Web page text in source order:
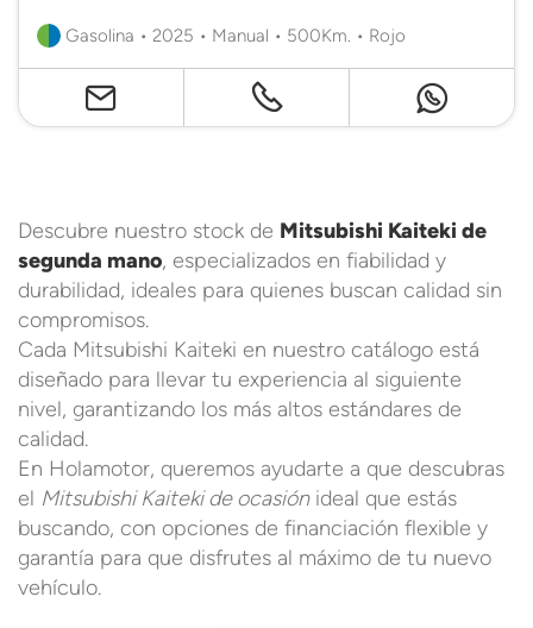
Gasolina • 2025 • Manual • 500Km. • Rojo
Descubre nuestro stock de Mitsubishi Kaiteki de
segunda mano, especializados en fiabilidad y
durabilidad, ideales para quienes buscan calidad sin
compromisos.
Cada Mitsubishi Kaiteki en nuestro catálogo está
diseñado para llevar tu experiencia al siguiente
nivel, garantizando los más altos estándares de
calidad.
En Holamotor, queremos ayudarte a que descubras
el Mitsubishi Kaiteki de ocasiónideal que estás
buscando, con opciones de financiación flexible y
garantía para que disfrutes al máximo de tu nuevo
vehículo.